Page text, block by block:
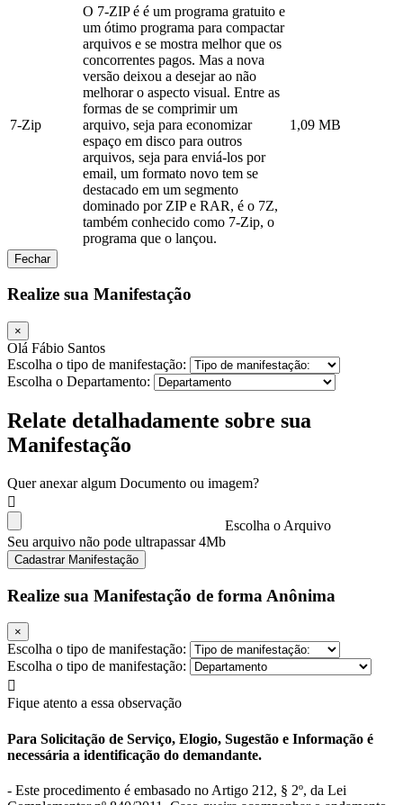
7-Zip
O 7-ZIP é é um programa gratuito e
um ótimo programa para compactar
arquivos e se mostra melhor que os
concorrentes pagos. Mas a nova
versão deixou a desejar ao não
melhorar o aspecto visual. Entre as
formas de se comprimir um
arquivo, seja para economizar
espaço em disco para outros
arquivos, seja para enviá-los por
email, um formato novo tem se
destacado em um segmento
dominado por ZIP e RAR, é o 7Z,
também conhecido como 7-Zip, o
programa que o lançou.
1,09 MB
Fechar
Realize sua Manifestação
×
Olá Fábio Santos
Escolha o tipo de manifestação:
Escolha o Departamento:
Relate detalhadamente sobre sua
Manifestação
Quer anexar algum Documento ou imagem?
Escolha o Arquivo
Seu arquivo não pode ultrapassar 4Mb
Cadastrar Manifestação
Realize sua Manifestação de forma Anônima
×
Escolha o tipo de manifestação:
Escolha o tipo de manifestação:
Fique atento a essa observação
Para Solicitação de Serviço, Elogio, Sugestão e Informação é
necessária a identificação do demandante.
- Este procedimento é embasado no Artigo 212, § 2º, da Lei